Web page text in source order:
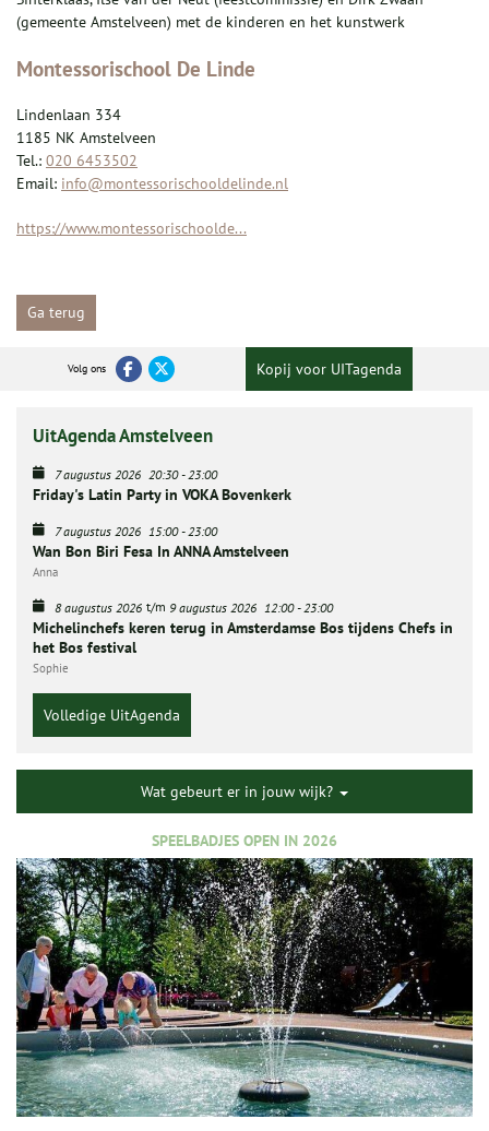
(gemeente Amstelveen) met de kinderen en het kunstwerk
Montessorischool De Linde
Lindenlaan 334
1185 NK Amstelveen
Tel.: 020 6453502
Email: info@montessorischooldelinde.nl
https://www.montessorischoolde...
Ga terug
Volg ons Kopij voor UITagenda
UitAgenda Amstelveen
7 augustus 2026 20:30-23:00
Friday's Latin Party in VOKA Bovenkerk
7 augustus 2026 15:00-23:00
Wan Bon Biri Fesa In ANNA Amstelveen
Anna
8 augustus 2026 t/m 9 augustus 2026 12:00-23:00
Michelinchefs keren terug in Amsterdamse Bos tijdens Chefs in
het Bos festival
Sophie
Volledige UitAgenda
Wat gebeurt er in jouw wijk?
SPEELBADJES OPEN IN 2026